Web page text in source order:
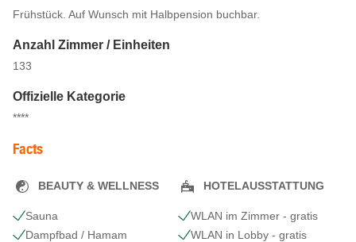
Frühstück. Auf Wunsch mit Halbpension buchbar.
Anzahl Zimmer / Einheiten
133
Offizielle Kategorie
****
Facts
BEAUTY & WELLNESS
Sauna
Dampfbad / Hamam
HOTELAUSSTATTUNG
WLAN im Zimmer - gratis
WLAN in Lobby - gratis